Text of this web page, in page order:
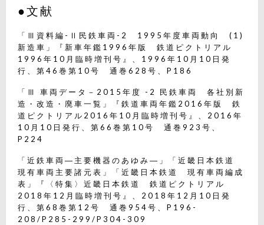
●文献
「Ⅲ資料編-Ⅱ民鉄車両-2 1995年度車両動向 (1)
新造車」『新車年鑑1996年版 鉄道ピクトリアル
1996年10月臨時増刊号』、1996年10月10日発
行、第46巻第10号 通巻628号、P186
「Ⅲ 車両データ－2015年度 -2 民鉄車両 各社別新
造・改造・廃車一覧」『鉄道車両年鑑2016年版 鉄
道ピクトリアル2016年10月臨時増刊号』、2016年
10月10日発行、第66巻第10号 通巻923号、
P224
「近鉄車両―主要機器のあゆみ―」「近畿日本鉄道
現有車両主要諸元表」「近畿日本鉄道 現有車両編成
表」『〈特集〉近畿日本鉄道 鉄道ピクトリアル
2018年12月臨時増刊号』、2018年12月10日発
行、第68巻第12号 通巻954号、P196-
208/P285-299/P304-309